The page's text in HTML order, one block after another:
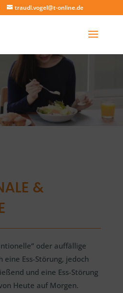
traudl.vogel@t-online.de
&
oder auffällige
eine Ess-Störung, jedoch
und eine Ess-Störung
Heute auf Morgen.